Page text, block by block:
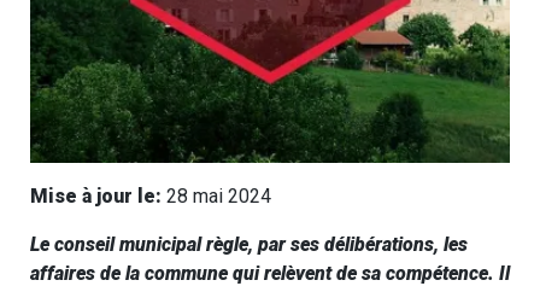
Mise à jour le: 28 mai 2024
Le conseil municipal règle, par ses délibérations, les
affaires de la communequi relèvent de sa compétence. Il